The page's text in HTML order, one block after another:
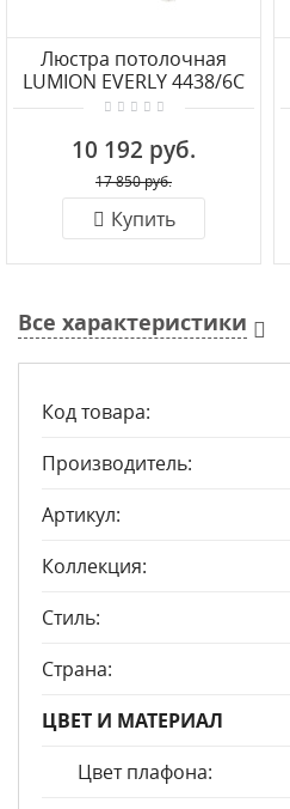
Люстра потолочная
LUMION EVERLY 4438/6C
10 192 руб.
17 850 руб.
Купить
Все характеристики
Код товара:
Производитель:
Артикул:
Коллекция:
Стиль:
Страна:
ЦВЕТ И МАТЕРИАЛ
Цвет плафона: